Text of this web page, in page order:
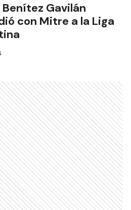
Benítez Gavilán
con Mitre a la Liga